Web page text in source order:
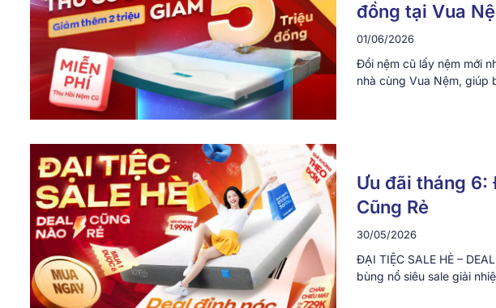
đồng tại Vua
01/06/2026
Đổi nệm cũ lấy nệm mới
nhà cùng Vua Nệm,
Ưu đãi tháng 6:
Cũng Rẻ
30/05/2026
ĐẠI TIỆC SALE HÈ –
bùng nổ siêu sale giải